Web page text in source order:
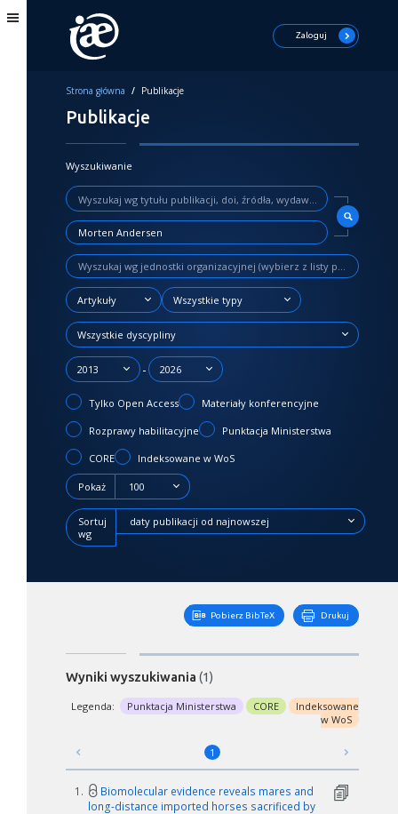
Zaloguj
Strona główna / Publikacje
Publikacje
Wyszukiwanie
Artykuły Wszystkie typy
Wszystkie dyscypliny
2013 - 2026
Tylko Open Access Materiały konferencyjne
Rozprawy habilitacyjne Punktacja Ministerstwa
CORE Indeksowane w WoS
Pokaż 100
Sortuj
wg
daty publikacji od najnowszej
Pobierz BibTeX Drukuj
Wyniki wyszukiwania (1)
Legenda: Punktacja Ministerstwa CORE
Indeksowane
w WoS
1
1.
Biomolecular evidence reveals mares and
long-distance imported horses sacrificed by